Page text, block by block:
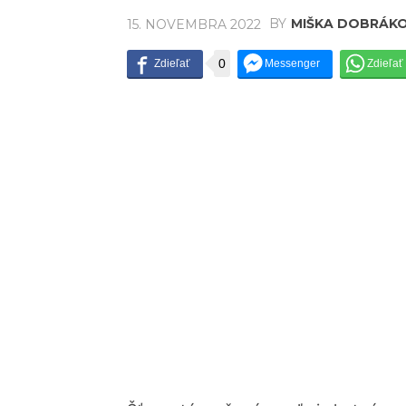
15. NOVEMBRA 2022 BY MIŠKA
0